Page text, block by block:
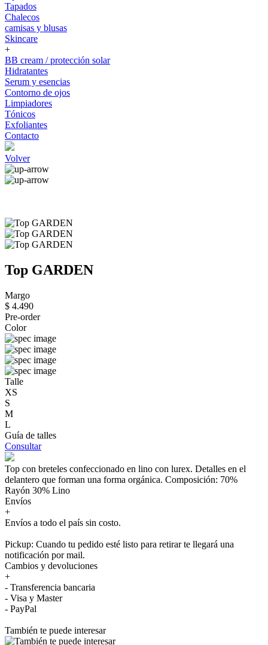
Tapados
Chalecos
camisas y blusas
Skincare
+
BB cream / protección solar
Hidratantes
Serum y esencias
Contorno de ojos
Limpiadores
Tónicos
Exfoliantes
Contacto
Volver
Top GARDEN
Margo
$ 4.490
Pre-order
Color
Talle
XS
S
M
L
Guía de talles
Consultar
Top con breteles confeccionado en lino con lurex. Detalles en el
delantero que forman una forma orgánica. Composición: 70%
Rayón 30% Lino
Envíos
+
Envíos a todo el país sin costo.
Pickup: Cuando tu pedido esté listo para retirar te llegará una
notificación por mail.
Cambios y devoluciones
+
- Transferencia bancaria
- Visa y Master
- PayPal
También te puede interesar